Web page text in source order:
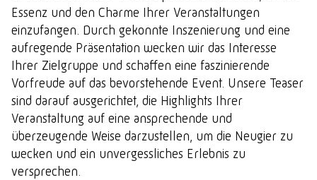
Essenz und den Charme Ihrer Veranstaltungen
einzufangen. Durch gekonnte Inszenierung und eine
aufregende Präsentation wecken wir das Interesse
Ihrer Zielgruppe und schaffen eine faszinierende
Vorfreude auf das bevorstehende Event. Unsere Teaser
sind darauf ausgerichtet, die Highlights Ihrer
Veranstaltung auf eine ansprechende und
überzeugende Weise darzustellen, um die Neugier zu
wecken und ein unvergessliches Erlebnis zu
versprechen.